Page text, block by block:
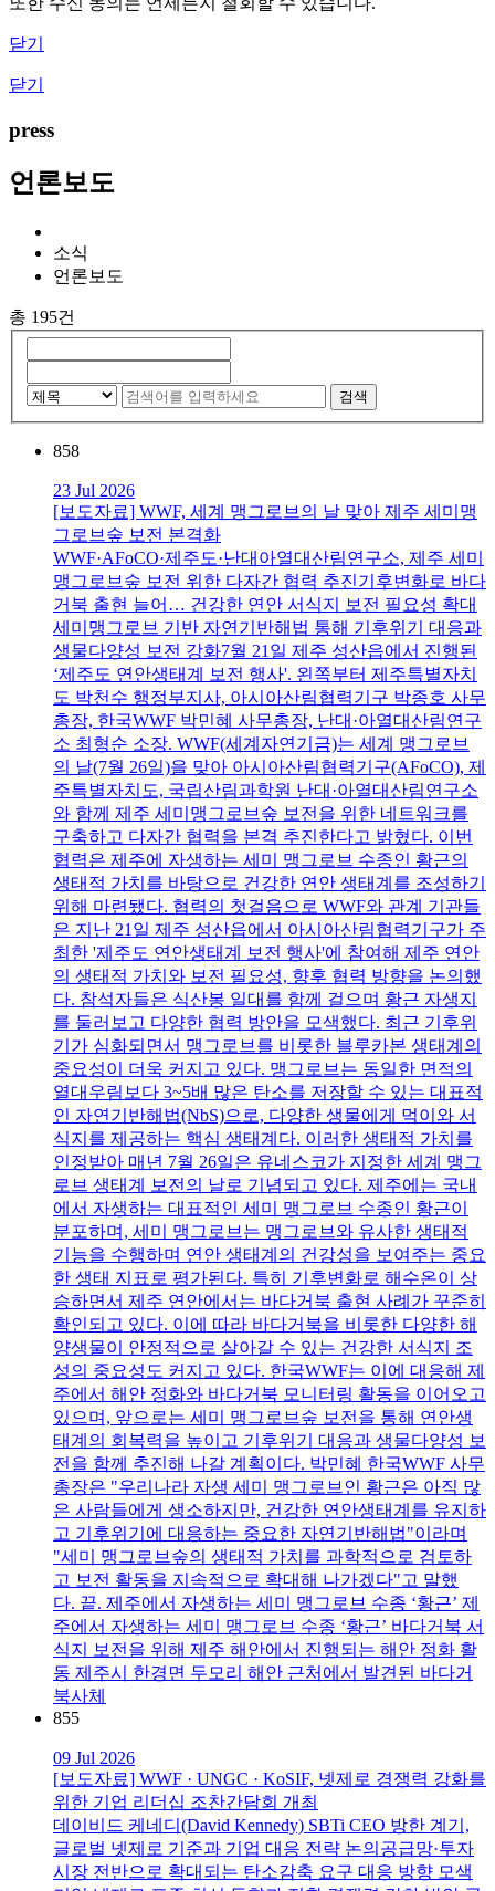
닫기
닫기
press
언론보도
소식
언론보도
총 195건
검색
858
23 Jul 2026
[보도자료] WWF, 세계 맹그로브의 날 맞아 제주 세미맹
그로브숲 보전 본격화
WWF·AFoCO·제주도·난대아열대산림연구소, 제주 세미
맹그로브숲 보전 위한 다자간 협력 추진기후변화로 바다
거북 출현 늘어… 건강한 연안 서식지 보전 필요성 확대
세미맹그로브 기반 자연기반해법 통해 기후위기 대응과
생물다양성 보전 강화7월 21일 제주 성산읍에서 진행된
‘제주도 연안생태계 보전 행사'. 왼쪽부터 제주특별자치
도 박천수 행정부지사, 아시아산림협력기구 박종호 사무
총장, 한국WWF 박민혜 사무총장, 난대·아열대산림연구
소 최형순 소장. WWF(세계자연기금)는 세계 맹그로브
의 날(7월 26일)을 맞아 아시아산림협력기구(AFoCO), 제
주특별자치도, 국립산림과학원 난대·아열대산림연구소
와 함께 제주 세미맹그로브숲 보전을 위한 네트워크를
구축하고 다자간 협력을 본격 추진한다고 밝혔다. 이번
협력은 제주에 자생하는 세미 맹그로브 수종인 황근의
생태적 가치를 바탕으로 건강한 연안 생태계를 조성하기
위해 마련됐다. 협력의 첫걸음으로 WWF와 관계 기관들
은 지난 21일 제주 성산읍에서 아시아산림협력기구가 주
최한 '제주도 연안생태계 보전 행사'에 참여해 제주 연안
의 생태적 가치와 보전 필요성, 향후 협력 방향을 논의했
다. 참석자들은 식산봉 일대를 함께 걸으며 황근 자생지
를 둘러보고 다양한 협력 방안을 모색했다. 최근 기후위
기가 심화되면서 맹그로브를 비롯한 블루카본 생태계의
중요성이 더욱 커지고 있다. 맹그로브는 동일한 면적의
열대우림보다 3~5배 많은 탄소를 저장할 수 있는 대표적
인 자연기반해법(NbS)으로, 다양한 생물에게 먹이와 서
식지를 제공하는 핵심 생태계다. 이러한 생태적 가치를
인정받아 매년 7월 26일은 유네스코가 지정한 세계 맹그
로브 생태계 보전의 날로 기념되고 있다. 제주에는 국내
에서 자생하는 대표적인 세미 맹그로브 수종인 황근이
분포하며, 세미 맹그로브는 맹그로브와 유사한 생태적
기능을 수행하며 연안 생태계의 건강성을 보여주는 중요
한 생태 지표로 평가된다. 특히 기후변화로 해수온이 상
승하면서 제주 연안에서는 바다거북 출현 사례가 꾸준히
확인되고 있다. 이에 따라 바다거북을 비롯한 다양한 해
양생물이 안정적으로 살아갈 수 있는 건강한 서식지 조
성의 중요성도 커지고 있다. 한국WWF는 이에 대응해 제
주에서 해안 정화와 바다거북 모니터링 활동을 이어오고
있으며, 앞으로는 세미 맹그로브숲 보전을 통해 연안생
태계의 회복력을 높이고 기후위기 대응과 생물다양성 보
전을 함께 추진해 나갈 계획이다. 박민혜 한국WWF 사무
총장은 "우리나라 자생 세미 맹그로브인 황근은 아직 많
은 사람들에게 생소하지만, 건강한 연안생태계를 유지하
고 기후위기에 대응하는 중요한 자연기반해법"이라며
"세미 맹그로브숲의 생태적 가치를 과학적으로 검토하
고 보전 활동을 지속적으로 확대해 나가겠다"고 말했
다. 끝. 제주에서 자생하는 세미 맹그로브 수종 ‘황근’ 제
주에서 자생하는 세미 맹그로브 수종 ‘황근’ 바다거북 서
식지 보전을 위해 제주 해안에서 진행되는 해안 정화 활
동 제주시 한경면 두모리 해안 근처에서 발견된 바다거
북사체
855
09 Jul 2026
[보도자료] WWF · UNGC · KoSIF, 넷제로 경쟁력 강화를
위한 기업 리더십 조찬간담회 개최
데이비드 케네디(David Kennedy) SBTi CEO 방한 계기,
글로벌 넷제로 기준과 기업 대응 전략 논의공급망·투자
시장 전반으로 확대되는 탄소감축 요구 대응 방향 모색